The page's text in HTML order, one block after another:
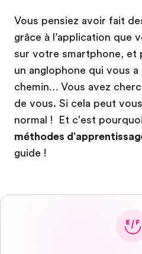
Vous pensiez avoir fait
grâce à l’application que
sur votre smartphone, et
un anglophone qui vous a
chemin… Vous avez
de vous. Si cela peut
normal ! Et c'est
méthodes
guide !